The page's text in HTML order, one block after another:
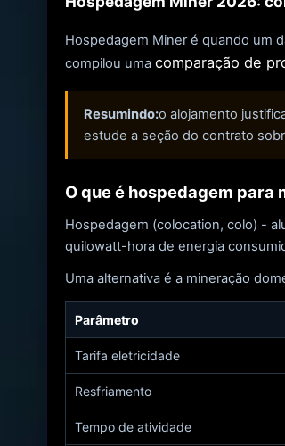
Hospedagem Miner é quando um
compilou uma comparação de
Resumindo:o alojamento
estude a seção do contrato
O que é hospedagem para
Hospedagem (colocation, colo) -
quilowatt-hora de energia
Uma alternativa é a mineração
Parâmetro
Tarifa eletricidade
Resfriamento
Tempo de atividade